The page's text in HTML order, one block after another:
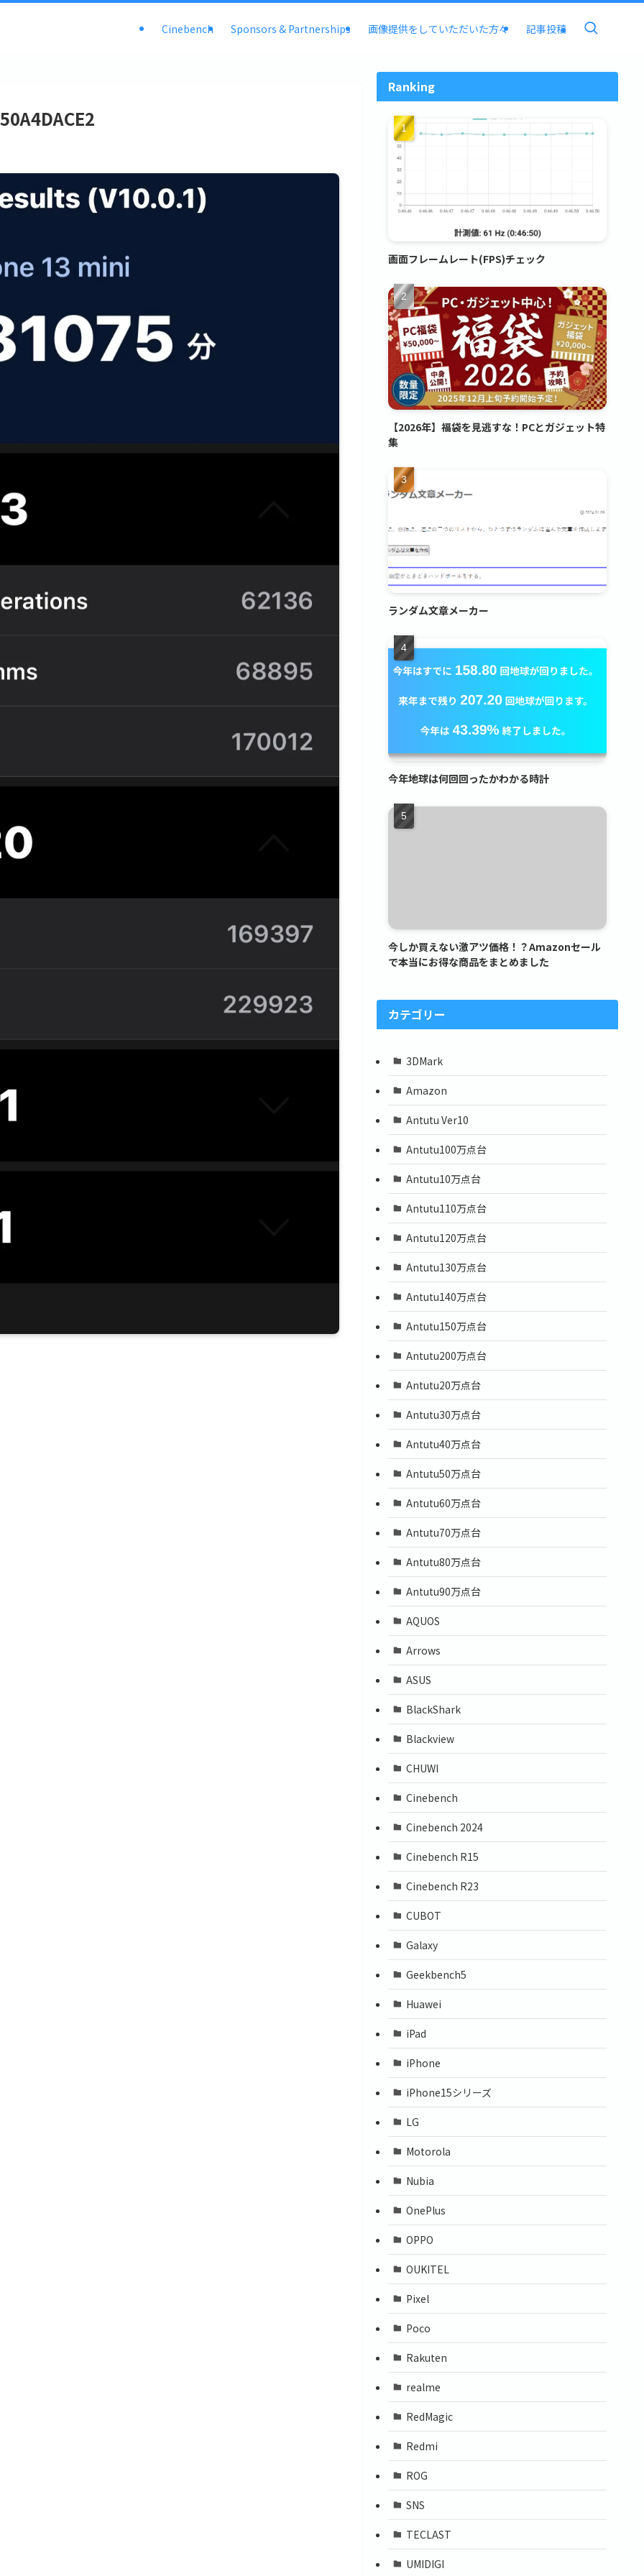
Cinebench Sponsors & Partnerships 画像提供をしていただいた方々 記事投稿
Ranking
画面フレームレート(FPS)チェック
【2026年】福袋を見逃すな！PCとガジェット特
集
ランダム文章メーカー
今年地球は何回回ったかわかる時計
今しか買えない激アツ価格！？Amazonセール
で本当にお得な商品をまとめました
カテゴリー
3DMark
Amazon
Antutu Ver10
Antutu100万点台
Antutu10万点台
Antutu110万点台
Antutu120万点台
Antutu130万点台
Antutu140万点台
Antutu150万点台
Antutu200万点台
Antutu20万点台
Antutu30万点台
Antutu40万点台
Antutu50万点台
Antutu60万点台
Antutu70万点台
Antutu80万点台
Antutu90万点台
AQUOS
Arrows
ASUS
BlackShark
Blackview
CHUWI
Cinebench
Cinebench 2024
Cinebench R15
Cinebench R23
CUBOT
Galaxy
Geekbench5
Huawei
iPad
iPhone
iPhone15シリーズ
LG
Motorola
Nubia
OnePlus
OPPO
OUKITEL
Pixel
Poco
Rakuten
realme
RedMagic
Redmi
ROG
SNS
TECLAST
UMIDIGI